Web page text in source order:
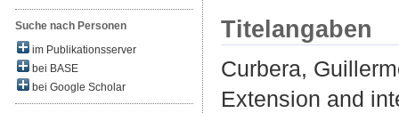
Suche nach Personen
im Publikationsserver
bei BASE
bei Google Scholar
Titelangaben
Curbera,
Extension and